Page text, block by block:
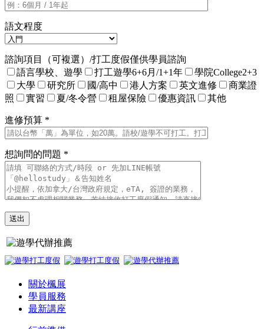
語文程度
諮詢項目（可複選）/打工度假僅供學員諮詢
語言學校、遊學
打工遊學6+6月/1+1年
學院College2+3
大學
研究所 國/高中 港人方案 英文進修
商業證
照
實習 夏/冬令營 租屋保險 優惠資訊 其他
進修預算 *
想詢問的問題 *
關於楓展
學員服務
最新講座